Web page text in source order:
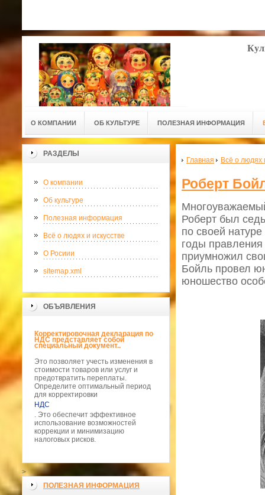
О КОМПАНИИ ОБ КУЛЬТУРЕ ПОЛЕЗНАЯ ИНФОРМАЦИЯ
РАЗДЕЛЫ
О компании
Об культуре
Полезная информация
Всё о людях и искусстве
О Росиии
sitemap.xml
ОБЪЯВЛЕНИЯ
Корректировочная декларация по
НДС представляет собой
специальный документ..
Это позволяет учесть изменения в
стоимости товаров или услуг и
предотвратить переплаты.
Определите оптимальный период
для корректировки
НДС
. Это обеспечит эффективное
использование возможностей
коррекции и минимизацию
налоговых рисков.
>
ПОЛЕЗНАЯ ИНФОРМАЦИЯ
Главная Всё о людях
Роберт
Роберт был
по своей
годы правления
приумножил
Бойль провел
юношество